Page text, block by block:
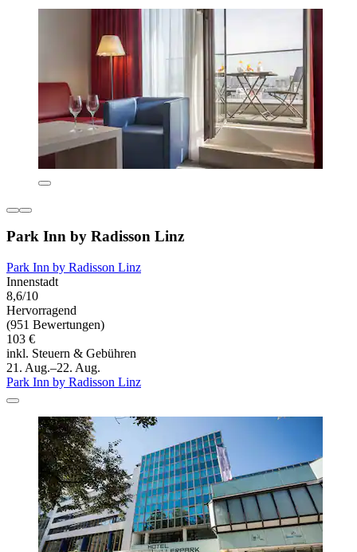
Park Inn by Radisson Linz
Park Inn by Radisson Linz
Innenstadt
8,6/10
Hervorragend
(951 Bewertungen)
103 €
inkl. Steuern & Gebühren
21. Aug.–22. Aug.
Park Inn by Radisson Linz